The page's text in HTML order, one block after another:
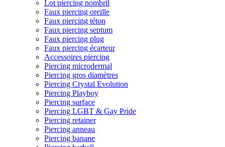
Lot piercing nombril
Faux piercing oreille
Faux piercing téton
Faux piercing septum
Faux piercing plug
Faux piercing écarteur
Accessoires piercing
Piercing microdermal
Piercing gros diamètres
Piercing Crystal Evolution
Piercing Playboy
Piercing surface
Piercing LGBT & Gay Pride
Piercing retainer
Piercing anneau
Piercing banane